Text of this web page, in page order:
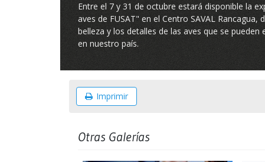
Entre el 7 y 31 de octubre estará disponible la
aves de FUSAT" en el Centro SAVAL
belleza y los detalles de las aves que se
en nuestro país.
Imprimir
Otras Galerías